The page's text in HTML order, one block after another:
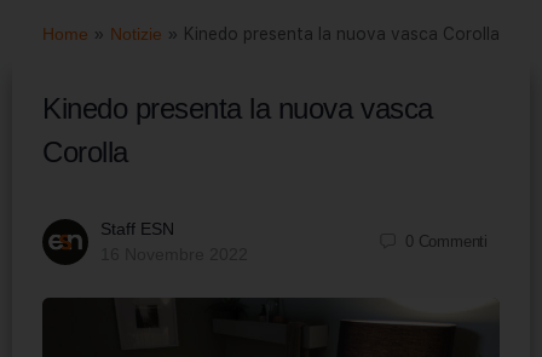
Home » Notizie » Kinedo presenta la nuova vasca Corolla
Kinedo presenta la nuova vasca
Corolla
Staff ESN
0 Commenti